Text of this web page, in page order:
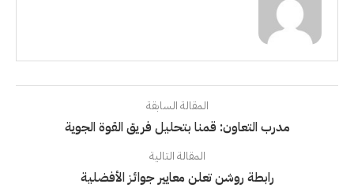
المقالة السابقة
مدرب التعاون: قمنا بتحليل فريق القوة الجوية
المقالة التالية
رابطة روشن تعلن معايير جوائز الأفضلية